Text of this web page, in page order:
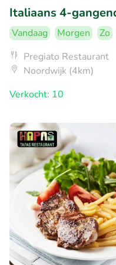
Italiaans 4-
Vandaag Morgen Zo
Pregiato Restaurant
Noordwijk (4km)
Verkocht: 10